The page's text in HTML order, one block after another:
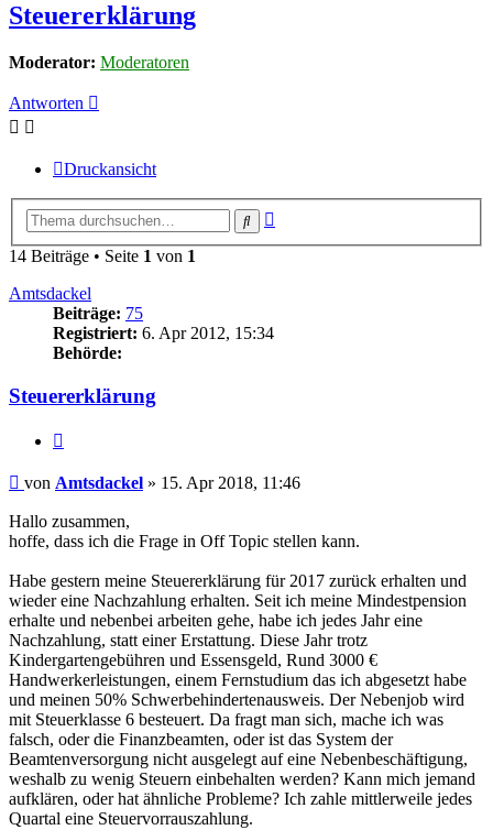
Steuererklärung
Moderator: Moderatoren
Antworten
Druckansicht
Suche
14 Beiträge • Seite 1 von 1
Amtsdackel
Beiträge: 75
Registriert: 6. Apr 2012, 15:34
Behörde:
Steuererklärung
Beitrag
von Amtsdackel » 15. Apr 2018, 11:46
Hallo zusammen,
hoffe, dass ich die Frage in Off Topic stellen kann.
Habe gestern meine Steuererklärung für 2017 zurück erhalten und
wieder eine Nachzahlung erhalten. Seit ich meine Mindestpension
erhalte und nebenbei arbeiten gehe, habe ich jedes Jahr eine
Nachzahlung, statt einer Erstattung. Diese Jahr trotz
Kindergartengebühren und Essensgeld, Rund 3000 €
Handwerkerleistungen, einem Fernstudium das ich abgesetzt habe
und meinen 50% Schwerbehindertenausweis. Der Nebenjob wird
mit Steuerklasse 6 besteuert. Da fragt man sich, mache ich was
falsch, oder die Finanzbeamten, oder ist das System der
Beamtenversorgung nicht ausgelegt auf eine Nebenbeschäftigung,
weshalb zu wenig Steuern einbehalten werden? Kann mich jemand
aufklären, oder hat ähnliche Probleme? Ich zahle mittlerweile jedes
Quartal eine Steuervorrauszahlung.